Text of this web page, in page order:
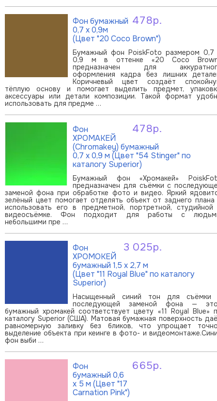
478р.
Фон бумажный
0,7 х 0,9м
(Цвет "20 Coco Brown")
Бумажный фон PoiskFoto размером 0,7
0,9 м в оттенке «20 Coco
предназначен для
оформления кадра без лишних
Коричневый цвет создаёт
тёплую основу и помогает выделить предмет,
аксессуары или детали композиции. Такой формат
использовать для предме …
478р.
Фон
ХРОМАКЕЙ
(Chromakey) бумажный
0,7 х 0,9 м (Цвет "54 Stinger" по
каталогу Superior)
Бумажный фон «Хромакей»
предназначен для съёмки с
заменой фона при обработке фото и видео. Яркий
зелёный цвет помогает отделять объект от заднего плана
использовать его в предметной, портретной, студийной
видеосъёмке. Фон подходит для работы с
небольшими пре …
3 025р.
Фон
ХРОМОКЕЙ
бумажный 1,5 х 2,7 м
(Цвет "11 Royal Blue" по каталогу
Superior)
Насыщенный синий тон для съёмки
последующей заменой фона —
бумажный хромакей соответствует цвету «11 Royal Blue»
каталогу Superior (США). Матовая бумажная поверхность
равномерную заливку без бликов, что упрощает
выделение объекта при кеинге в фото- и
фон выби …
665р.
Фон
бумажный 0,6
х 5 м (Цвет "17
Carnation Pink")